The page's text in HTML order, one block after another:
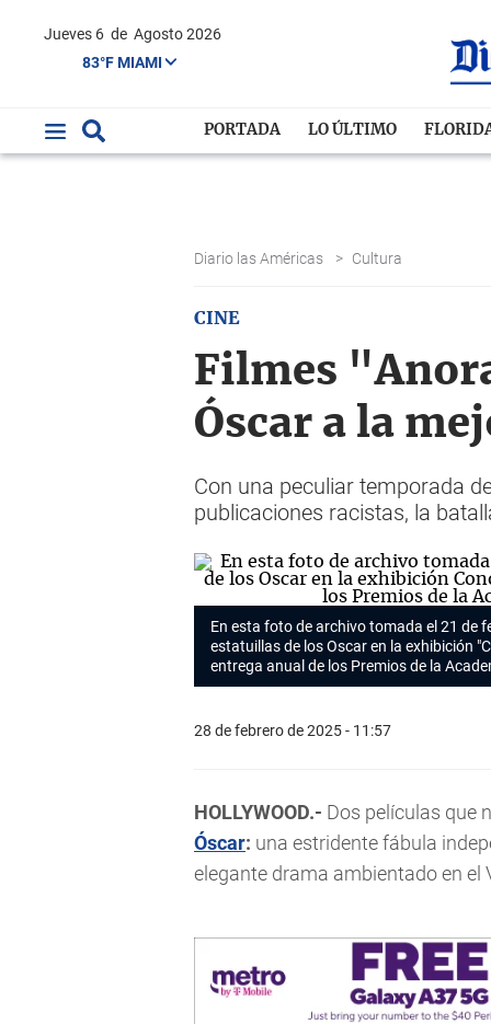
Jueves 6 de Agosto 2026
83°F MIAMI
PORTADA LO ÚLTIMO
Diario las Américas > Cultura
CINE
Filmes
Óscar a la
Con una peculiar temporada
publicaciones racistas, la
En esta foto de archivo tomada el 21 de
estatuillas de los Oscar en la exhibición
entrega anual de los Premios de la
28 de febrero de 2025 - 11:57
HOLLYWOOD.- Dos películas que
Óscar: una estridente fábula
elegante drama ambientado en el